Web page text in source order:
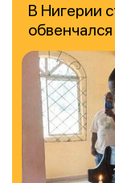
В Нигерии